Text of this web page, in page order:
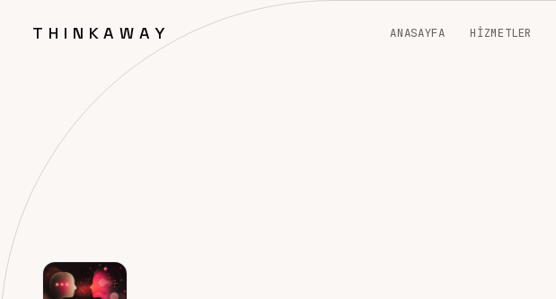
THINKAWAY ANASAYFA HIZMETLER